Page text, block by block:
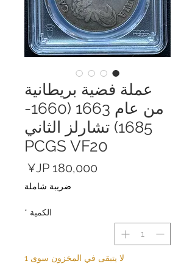
عملة فضية بريطانية
من عام 1663 (1660-
1685) تشارلز الثاني
PCGS VF20
ضريبة شاملة
الكمية *
لا يتبقى في المخزون سوى 1